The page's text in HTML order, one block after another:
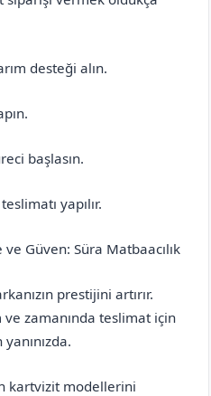
desteği alın.
başlasın.
yapılır.
Güven: Süra Matbaacılık
prestijini artırır.
ve zamanında teslimat için
kartvizit modellerini